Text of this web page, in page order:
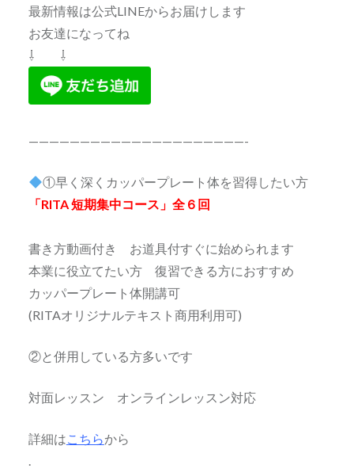
最新情報は公式LINEからお届けします
お友達になってね
⇩ ⇩
—————————————————————-
①早く深くカッパープレート体を習得したい方
「RITA 短期集中コース」全６回
書き方動画付き お道具付すぐに始められます
本業に役立てたい方 復習できる方におすすめ
カッパープレート体開講可
(RITAオリジナルテキスト商用利用可)
②と併用している方多いです
対面レッスン オンラインレッスン対応
詳細はこちらから
.